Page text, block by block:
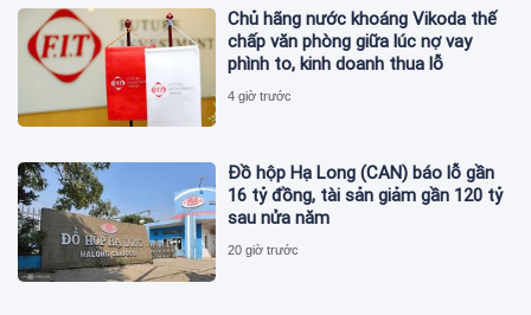
Chủ hãng nước khoáng Vikoda thế
chấp văn phòng giữa lúc nợ vay
phình to, kinh doanh thua lỗ
4 giờ trước
Đồ hộp Hạ Long (CAN) báo lỗ gần
16 tỷ đồng, tài sản giảm gần 120 tỷ
sau nửa năm
20 giờ trước